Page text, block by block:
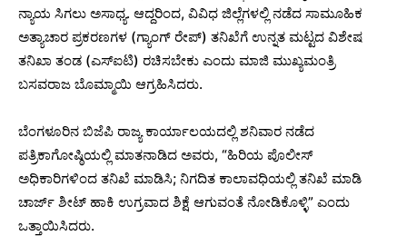
ನ್ಯಾಯ ಸಿಗಲು ಅಸಾಧ್ಯ. ಆದ್ದರಿಂದ, ವಿವಿಧ ಜಿಲ್ಲೆಗಳಲ್ಲಿ ನಡೆದ ಸಾಮೂಹಿಕ
ಅತ್ಯಾಚಾರ ಪ್ರಕರಣಗಳ (ಗ್ಯಾಂಗ್ ರೇಪ್) ತನಿಖೆಗೆ ಉನ್ನತ ಮಟ್ಟದ ವಿಶೇಷ
ತನಿಖಾ ತಂಡ (ಎಸ್‍ಐಟಿ) ರಚಿಸಬೇಕು ಎಂದು ಮಾಜಿ ಮುಖ್ಯಮಂತ್ರಿ
ಬಸವರಾಜ ಬೊಮ್ಮಾಯಿ ಆಗ್ರಹಿಸಿದರು.
ಬೆಂಗಳೂರಿನ ಬಿಜೆಪಿ ರಾಜ್ಯ ಕಾರ್ಯಾಲಯದಲ್ಲಿ ಶನಿವಾರ ನಡೆದ
ಪತ್ರಿಕಾಗೋಷ್ಠಿಯಲ್ಲಿ ಮಾತನಾಡಿದ ಅವರು, “ಹಿರಿಯ ಪೊಲೀಸ್
ಅಧಿಕಾರಿಗಳಿಂದ ತನಿಖೆ ಮಾಡಿಸಿ; ನಿಗದಿತ ಕಾಲಾವಧಿಯಲ್ಲಿ ತನಿಖೆ ಮಾಡಿ
ಚಾರ್ಜ್ ಶೀಟ್ ಹಾಕಿ ಉಗ್ರವಾದ ಶಿಕ್ಷೆ ಆಗುವಂತೆ ನೋಡಿಕೊಳ್ಳಿ” ಎಂದು
ಒತ್ತಾಯಿಸಿದರು.